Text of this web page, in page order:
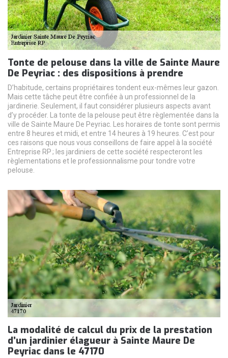
Tonte de pelouse dans la ville de Sainte Maure
De Peyriac : des dispositions à prendre
D’habitude, certains propriétaires tondent eux-mêmes leur gazon.
Mais cette tâche peut être confiée à un professionnel de la
jardinerie. Seulement, il faut considérer plusieurs aspects avant
d’y procéder. La tonte de la pelouse peut être règlementée dans la
ville de Sainte Maure De Peyriac. Les horaires de tonte sont permis
entre 8 heures et midi, et entre 14 heures à 19 heures. C’est pour
ces raisons que nous vous conseillons de faire appel à la société
Entreprise RP ; les jardiniers de cette société respecteront les
règlementations et le professionnalisme pour tondre votre
pelouse.
La modalité de calcul du prix de la prestation
d’un jardinier élagueur à Sainte Maure De
Peyriac dans le 47170